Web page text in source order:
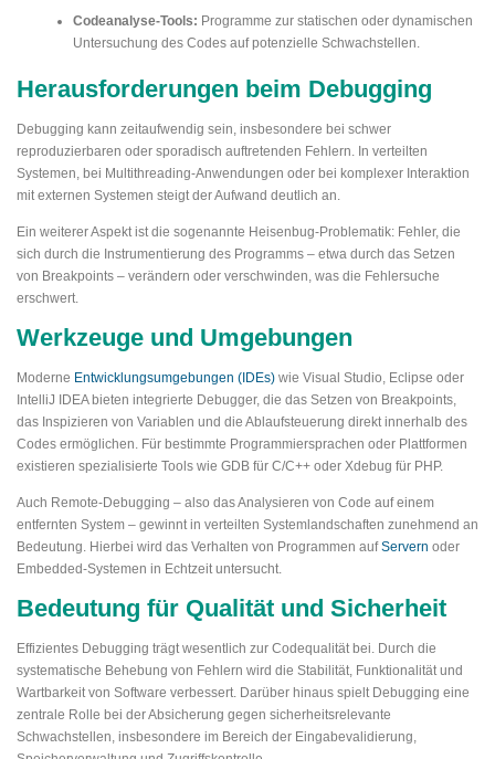
Codeanalyse-Tools: Programme zur statischen oder dynamischen
Untersuchung des Codes auf potenzielle Schwachstellen.
Herausforderungen beim Debugging
Debugging kann zeitaufwendig sein, insbesondere bei schwer
reproduzierbaren oder sporadisch auftretenden Fehlern. In verteilten
Systemen, bei Multithreading-Anwendungen oder bei komplexer Interaktion
mit externen Systemen steigt der Aufwand deutlich an.
Ein weiterer Aspekt ist die sogenannte Heisenbug-Problematik: Fehler, die
sich durch die Instrumentierung des Programms – etwa durch das Setzen
von Breakpoints – verändern oder verschwinden, was die Fehlersuche
erschwert.
Werkzeuge und Umgebungen
Moderne Entwicklungsumgebungen (IDEs) wie Visual Studio, Eclipse oder
IntelliJ IDEA bieten integrierte Debugger, die das Setzen von Breakpoints,
das Inspizieren von Variablen und die Ablaufsteuerung direkt innerhalb des
Codes ermöglichen. Für bestimmte Programmiersprachen oder Plattformen
existieren spezialisierte Tools wie GDB für C/C++ oder Xdebug für PHP.
Auch Remote-Debugging – also das Analysieren von Code auf einem
entfernten System – gewinnt in verteilten Systemlandschaften zunehmend an
Bedeutung. Hierbei wird das Verhalten von Programmen aufServern oder
Embedded-Systemen in Echtzeit untersucht.
Bedeutung für Qualität und Sicherheit
Effizientes Debugging trägt wesentlich zur Codequalität bei. Durch die
systematische Behebung von Fehlern wird die Stabilität, Funktionalität und
Wartbarkeit von Software verbessert. Darüber hinaus spielt Debugging eine
zentrale Rolle bei der Absicherung gegen sicherheitsrelevante
Schwachstellen, insbesondere im Bereich der Eingabevalidierung,